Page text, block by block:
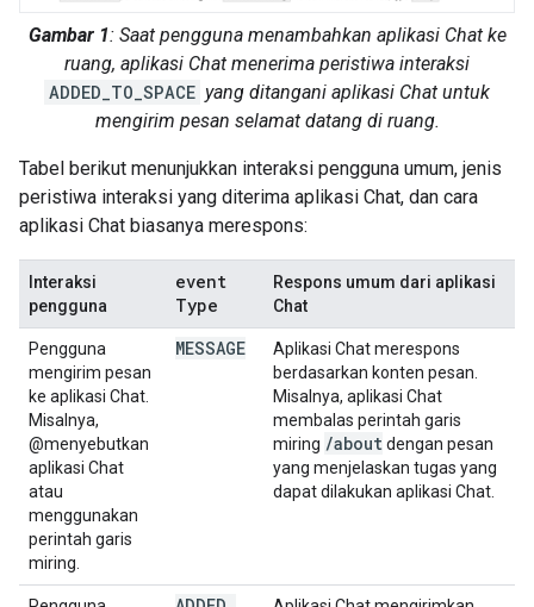
Gambar 1: Saat pengguna menambahkan aplikasi Chat ke
ruang, aplikasi Chat menerima peristiwa interaksi
ADDED_TO_SPACE yang ditangani aplikasi Chat untuk
mengirim pesan selamat datang di ruang.
Tabel berikut menunjukkan interaksi pengguna umum, jenis
peristiwa interaksi yang diterima aplikasi Chat, dan cara
aplikasi Chat biasanya merespons:
Interaksi
pengguna
event
Type
Respons umum dari aplikasi
Chat
Pengguna
mengirim pesan
ke aplikasi Chat.
Misalnya,
@menyebutkan
aplikasi Chat
atau
menggunakan
perintah garis
miring.
MESSAGE
Aplikasi Chat merespons
berdasarkan konten pesan.
Misalnya, aplikasi Chat
membalas perintah garis
miring /about dengan pesan
yang menjelaskan tugas yang
dapat dilakukan aplikasi Chat.